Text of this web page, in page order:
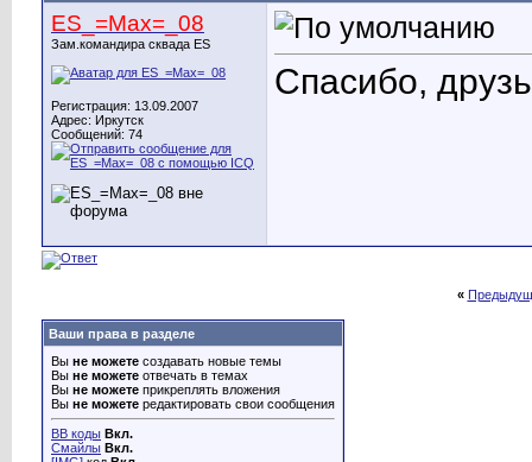
ES_=Max=_08
Зам.командира сквада ES
Регистрация: 13.09.2007
Адрес: Иркутск
Сообщений: 74
Спасибо,
«
Ваши права в разделе
Вы не можете создавать новые темы
Вы не можете отвечать в темах
Вы не можете прикреплять вложения
Вы не можете редактировать свои сообщения
BB коды Вкл.
Смайлы Вкл.